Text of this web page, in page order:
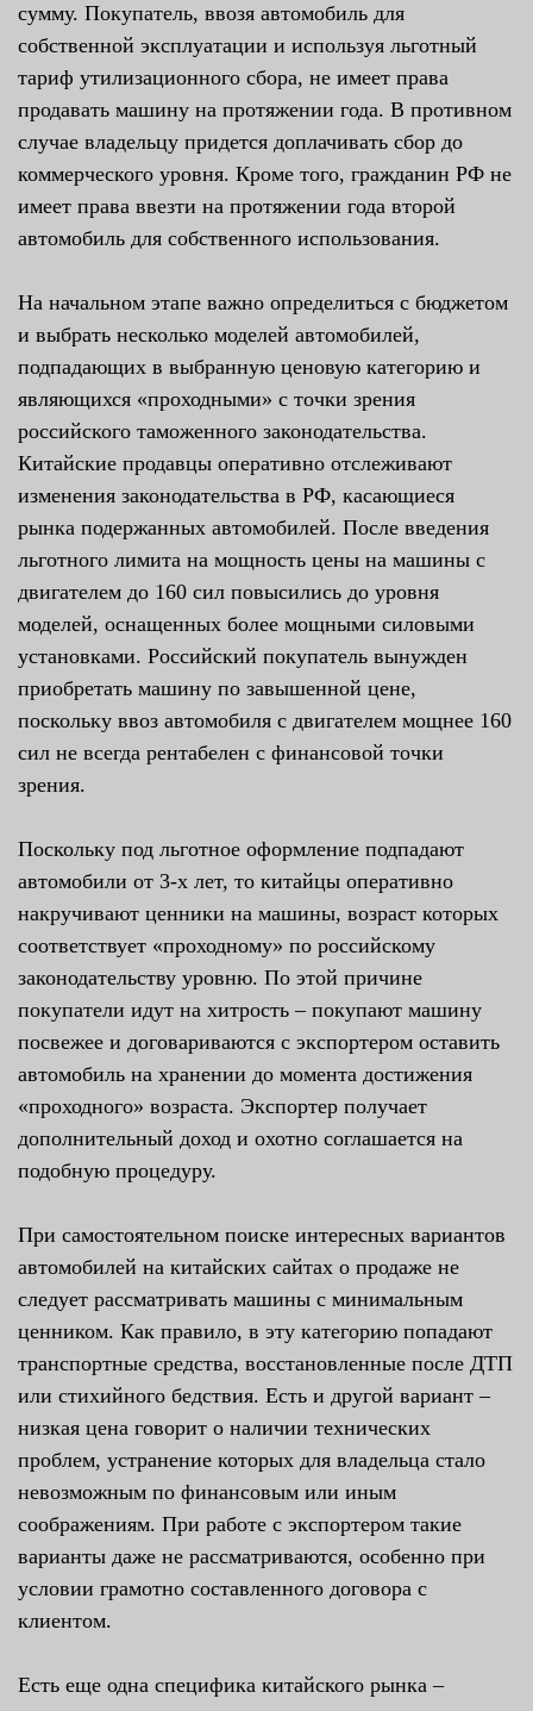
сумму. Покупатель, ввозя автомобиль для
собственной эксплуатации и используя льготный
тариф утилизационного сбора, не имеет права
продавать машину на протяжении года. В противном
случае владельцу придется доплачивать сбор до
коммерческого уровня. Кроме того, гражданин РФ не
имеет права ввезти на протяжении года второй
автомобиль для собственного использования.
На начальном этапе важно определиться с бюджетом
и выбрать несколько моделей автомобилей,
подпадающих в выбранную ценовую категорию и
являющихся «проходными» с точки зрения
российского таможенного законодательства.
Китайские продавцы оперативно отслеживают
изменения законодательства в РФ, касающиеся
рынка подержанных автомобилей. После введения
льготного лимита на мощность цены на машины с
двигателем до 160 сил повысились до уровня
моделей, оснащенных более мощными силовыми
установками. Российский покупатель вынужден
приобретать машину по завышенной цене,
поскольку ввоз автомобиля с двигателем мощнее 160
сил не всегда рентабелен с финансовой точки
зрения.
Поскольку под льготное оформление подпадают
автомобили от 3-х лет, то китайцы оперативно
накручивают ценники на машины, возраст которых
соответствует «проходному» по российскому
законодательству уровню. По этой причине
покупатели идут на хитрость – покупают машину
посвежее и договариваются с экспортером оставить
автомобиль на хранении до момента достижения
«проходного» возраста. Экспортер получает
дополнительный доход и охотно соглашается на
подобную процедуру.
При самостоятельном поиске интересных вариантов
автомобилей на китайских сайтах о продаже не
следует рассматривать машины с минимальным
ценником. Как правило, в эту категорию попадают
транспортные средства, восстановленные после ДТП
или стихийного бедствия. Есть и другой вариант –
низкая цена говорит о наличии технических
проблем, устранение которых для владельца стало
невозможным по финансовым или иным
соображениям. При работе с экспортером такие
варианты даже не рассматриваются, особенно при
условии грамотно составленного договора с
клиентом.
Есть еще одна специфика китайского рынка –